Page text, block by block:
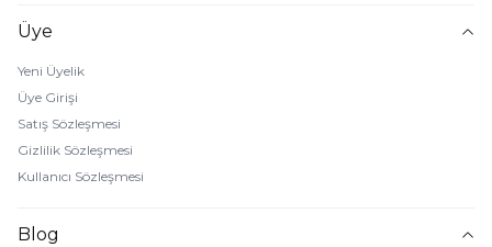
Üye
Yeni Üyelik
Üye Girişi
Satış Sözleşmesi
Gizlilik Sözleşmesi
Kullanıcı Sözleşmesi
Blog